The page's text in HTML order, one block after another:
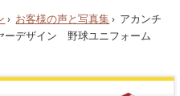
› お客様の声と写真集› アカンチ
デザイン 野球ユニフォーム